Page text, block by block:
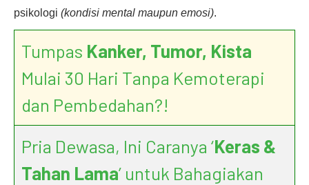
psikologi (kondisi mental maupun emosi).
Tumpas Kanker, Tumor, Kista
Mulai 30 Hari Tanpa Kemoterapi
dan Pembedahan?!
Pria Dewasa, Ini Caranya ‘Keras &
Tahan Lama’ untuk Bahagiakan